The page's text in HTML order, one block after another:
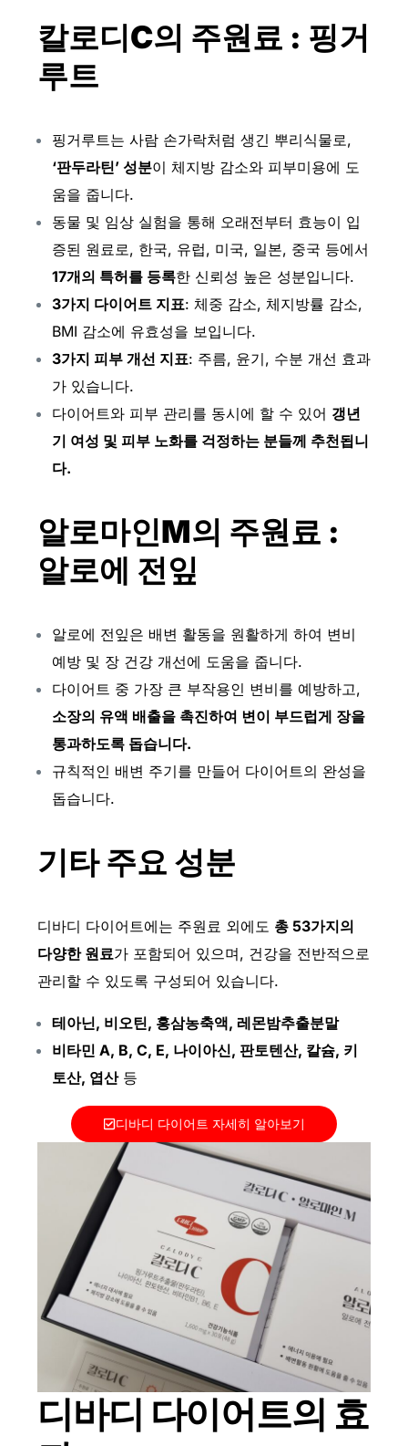
칼로디C의 주원료 : 핑거
루트
핑거루트는 사람 손가락처럼 생긴 뿌리식물로,
‘판두라틴’ 성분이 체지방 감소와 피부미용에 도
움을 줍니다.
동물 및 임상 실험을 통해 오래전부터 효능이 입
증된 원료로, 한국, 유럽, 미국, 일본, 중국 등에서
17개의 특허를 등록한 신뢰성 높은 성분입니다.
3가지 다이어트 지표: 체중 감소, 체지방률 감소,
BMI 감소에 유효성을 보입니다.
3가지 피부 개선 지표: 주름, 윤기, 수분 개선 효과
가 있습니다.
다이어트와 피부 관리를 동시에 할 수 있어 갱년
기 여성 및 피부 노화를 걱정하는 분들께 추천됩니
다.
알로마인M의 주원료 :
알로에 전잎
알로에 전잎은 배변 활동을 원활하게 하여 변비
예방 및 장 건강 개선에 도움을 줍니다.
다이어트 중 가장 큰 부작용인 변비를 예방하고,
소장의 유액 배출을 촉진하여 변이 부드럽게 장을
통과하도록 돕습니다.
규칙적인 배변 주기를 만들어 다이어트의 완성을
돕습니다.
기타 주요 성분
디바디 다이어트에는 주원료 외에도 총 53가지의
다양한 원료가 포함되어 있으며, 건강을 전반적으로
관리할 수 있도록 구성되어 있습니다.
테아닌, 비오틴, 홍삼농축액, 레몬밤추출분말
비타민 A, B, C, E, 나이아신, 판토텐산, 칼슘, 키
토산, 엽산등
디바디 다이어트 자세히 알아보기
디바디 다이어트의 효